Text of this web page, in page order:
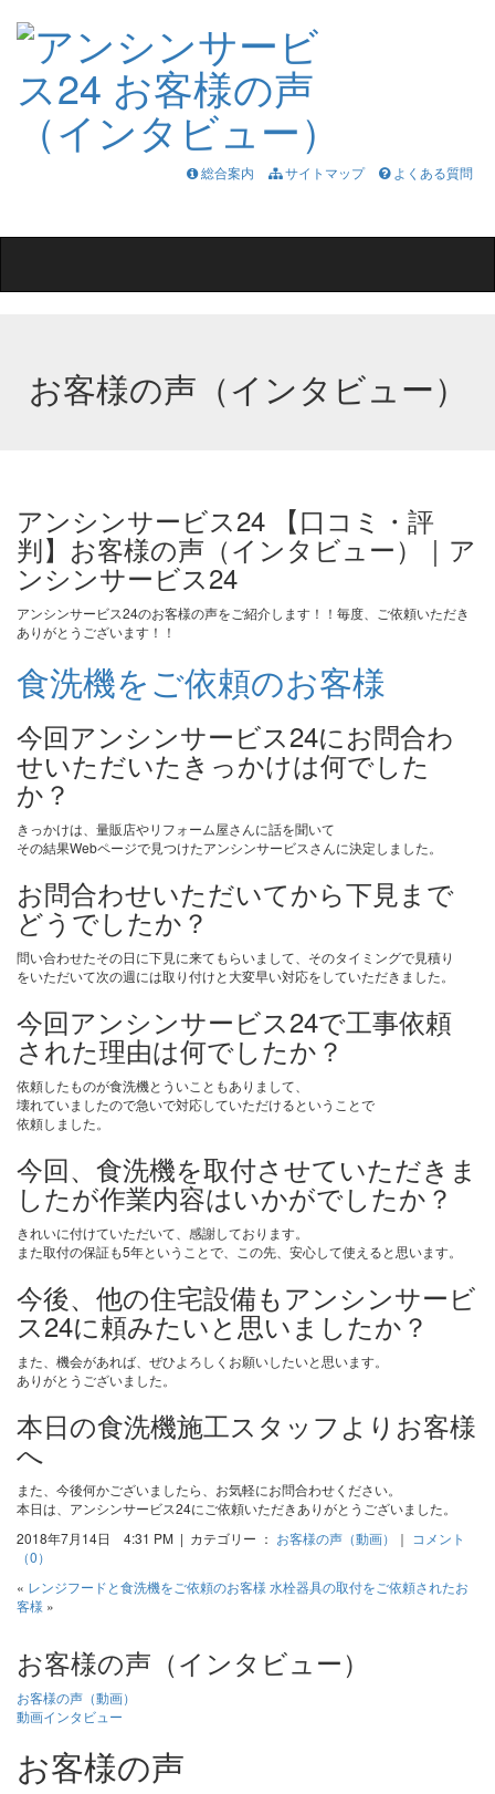
総合案内 サイトマップ
よくある質問
お客様の声（インタビュー）
アンシンサービス24 【口コミ・評
判】お客様の声（インタビュー）｜ア
ンシンサービス24
アンシンサービス24のお客様の声をご紹介します！！毎度、ご依頼いただき
ありがとうございます！！
食洗機をご依頼のお客様
今回アンシンサービス24にお問合わ
せいただいたきっかけは何でした
か？
きっかけは、量販店やリフォーム屋さんに話を聞いて
その結果Webページで見つけたアンシンサービスさんに決定しました。
お問合わせいただいてから下見まで
どうでしたか？
問い合わせたその日に下見に来てもらいまして、そのタイミングで見積り
をいただいて次の週には取り付けと大変早い対応をしていただきました。
今回アンシンサービス24で工事依頼
された理由は何でしたか？
依頼したものが食洗機とういこともありまして、
壊れていましたので急いで対応していただけるということで
依頼しました。
今回、食洗機を取付させていただきま
したが作業内容はいかがでしたか？
きれいに付けていただいて、感謝しております。
また取付の保証も5年ということで、この先、安心して使えると思います。
今後、他の住宅設備もアンシンサービ
ス24に頼みたいと思いましたか？
また、機会があれば、ぜひよろしくお願いしたいと思います。
ありがとうございました。
本日の食洗機施工スタッフよりお客様
へ
また、今後何かございましたら、お気軽にお問合わせください。
本日は、アンシンサービス24にご依頼いただきありがとうございました。
2018年7月14日 4:31 PM | カテゴリー ： お客様の声（動画） ｜ コメント
（0）
« レンジフードと食洗機をご依頼のお客様 水栓器具の取付をご依頼されたお
客様 »
お客様の声（インタビュー）
お客様の声（動画）
動画インタビュー
お客様の声